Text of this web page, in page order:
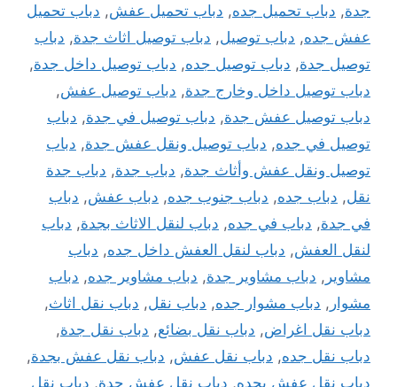
جدة, دباب تحميل جده, دباب تحميل عفش, دباب تحميل
عفش جده, دباب توصيل, دباب توصيل اثاث جدة, دباب
توصيل جدة, دباب توصيل جده, دباب توصيل داخل جدة,
دباب توصيل داخل وخارج جدة, دباب توصيل عفش,
دباب توصيل عفش جدة, دباب توصيل في جدة, دباب
توصيل في جده, دباب توصيل ونقل عفش جدة, دباب
توصيل ونقل عفش وأثاث جدة, دباب جدة, دباب جدة
نقل, دباب جده, دباب جنوب جده, دباب عفش, دباب
في جدة, دباب في جده, دباب لنقل الاثاث بجدة, دباب
لنقل العفش, دباب لنقل العفش داخل جده, دباب
مشاوير , دباب مشاوير جدة, دباب مشاوير جده, دباب
مشوار , دباب مشوار جده, دباب نقل, دباب نقل اثاث,
دباب نقل اغراض, دباب نقل بضائع, دباب نقل جدة,
دباب نقل جده, دباب نقل عفش, دباب نقل عفش بجدة,
دباب نقل عفش بجده, دباب نقل عفش جدة, دباب نقل